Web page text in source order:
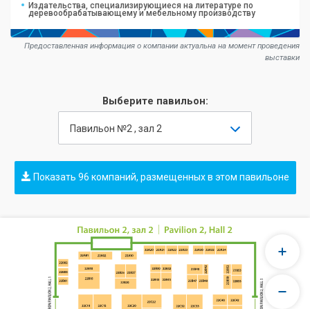
Издательства, специализирующиеся на литературе по
деревообрабатывающему и мебельному производству
Предоставленная информация о компании актуальна на момент проведения
выставки
Выберите павильон:
Павильон №2 , зал 2
Показать 96 компаний, размещенных в этом павильоне